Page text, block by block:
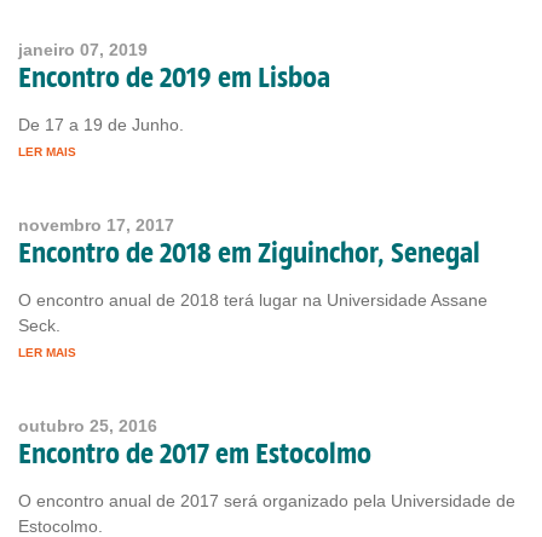
janeiro 07, 2019
Encontro de 2019 em Lisboa
De 17 a 19 de Junho.
LER MAIS
novembro 17, 2017
Encontro de 2018 em Ziguinchor, Senegal
O encontro anual de 2018 terá lugar na Universidade Assane
Seck.
LER MAIS
outubro 25, 2016
Encontro de 2017 em Estocolmo
O encontro anual de 2017 será organizado pela Universidade de
Estocolmo.